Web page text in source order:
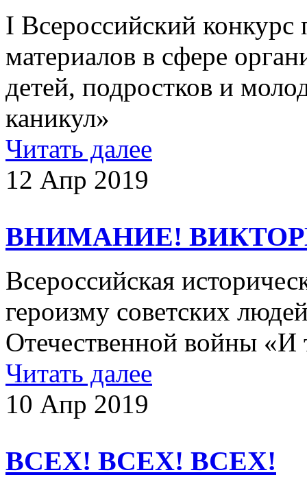
I Всероссийский
материалов в сфере
детей, подростков и
каникул»
Читать далее
12 Апр 2019
ВНИМАНИЕ!
Всероссийская
героизму советских
Отечественной войны
Читать далее
10 Апр 2019
ВСЕХ! ВСЕХ! ВСЕХ!